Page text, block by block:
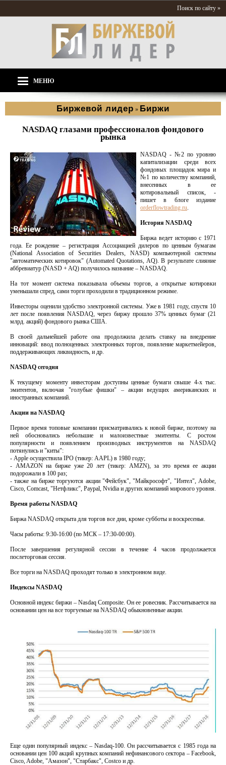
Поиск по сайту »
МЕНЮ
Биржевой лидер » Биржи
NASDAQ глазами профессионалов фондового
рынка
NASDAQ - №2 по уровню
капитализации среди всех
фондовых площадок мира и
№1 по количеству компаний,
внесенных в ее
котировальный список, -
пишет в блоге издание
orderflowtrading.ru.
История NASDAQ
Биржа ведет историю с 1971
года. Ее рождение – регистрация Ассоциацией дилеров по ценным бумагам
(National Association of Securities Dealers, NASD) компьютерной системы
"автоматических котировок" (Automated Quotations, AQ). В результате слияние
аббревиатур (NASD + AQ) получилось название – NASDAQ.
На тот момент система показывала объемы торгов, а открытые котировки
уменьшали спред, сами торги проходили в традиционном режиме.
Инвесторы оценили удобство электронной системы. Уже в 1981 году, спустя 10
лет после появления NASDAQ, через биржу прошло 37% ценных бумаг (21
млрд. акций) фондового рынка США.
В своей дальнейшей работе она продолжила делать ставку на внедрение
инноваций: ввод полноценных электронных торгов, появление маркетмейеров,
поддерживающих ликвидность, и др.
NASDAQ сегодня
К текущему моменту инвесторам доступны ценные бумаги свыше 4-х тыс.
эмитентов, включая "голубые фишки" – акции ведущих американских и
иностранных компаний.
Акции на NASDAQ
Первое время топовые компании присматривались к новой бирже, поэтому на
ней обосновались небольшие и малоизвестные эмитенты. С ростом
популярности и появлением производных инструментов на NASDAQ
потянулись и "киты":
- Apple осуществила IPO (тикер: AAPL) в 1980 году;
- AMAZON на бирже уже 20 лет (тикер: AMZN), за это время ее акции
подорожали в 100 раз;
- также на бирже торгуются акции "Фейсбук", "Майкрософт", "Интел", Adobe,
Cisco, Comcast, "Нетфликс", Paypal, Nvidia и других компаний мирового уровня.
Время работы NASDAQ
Биржа NASDAQ открыта для торгов все дни, кроме субботы и воскресенья.
Часы работы: 9:30-16:00 (по МСК – 17:30-00:00).
После завершения регулярной сессии в течение 4 часов продолжается
послеторговая сессия.
Все торги на NASDAQ проходят только в электронном виде.
Индексы NASDAQ
Основной индекс биржи – Nasdaq Сomposite. Он ее ровесник. Рассчитывается на
основании цен на все торгуемые на NASDAQ обыкновенные акции.
Еще один популярный индекс – Nasdaq-100. Он рассчитывается с 1985 года на
основании цен 100 акций крупных компаний нефинансового сектора – Facebook,
Cisco, Adobe, "Амазон", "Старбакс", Costco и др.